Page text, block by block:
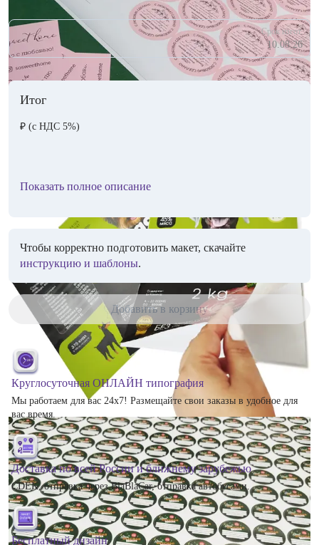
Срок изгот.
10.08.26
Итог
₽ (с НДС 5%)
Показать полное описание
Чтобы корректно подготовить макет, скачайте
инструкцию и шаблоны.
Добавить в корзину
Круглосуточная ОНЛАЙН типография
Мы работаем для вас 24х7! Размещайте свои заказы в удобное для
вас время.
Доставка по всей России и ближнему зарубежью
CDEK, отправка через BlaBlaCar, отправка автобусами.
Бесплатный дизайн